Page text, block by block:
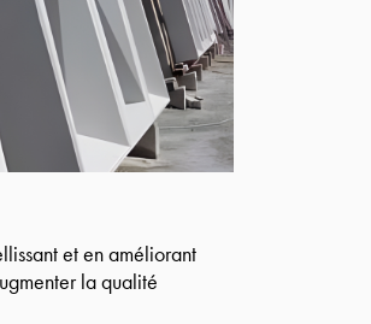
et en améliorant
la qualité